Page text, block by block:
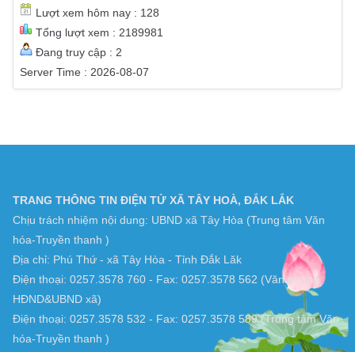
Lượt xem hôm nay : 128
Tổng lượt xem : 2189981
Đang truy cập : 2
Server Time : 2026-08-07
TRANG THÔNG TIN ĐIỆN TỬ XÃ TÂY HOÀ, ĐẮK LẮK
Chịu trách nhiệm nội dung: UBND xã Tây Hòa (Trung tâm Văn
hóa-Truyền thanh )
Địa chỉ: Phú Thứ - xã Tây Hòa - Tỉnh Đắk Lăk
Điện thoại: 0257.3578 760 - Fax: 0257.3578 562 (Văn phòng
HĐND&UBND xã)
Điện thoại: 0257.3578 532 - Fax: 0257.3578 589 (Trung tâm Văn
hóa-Truyền thanh )